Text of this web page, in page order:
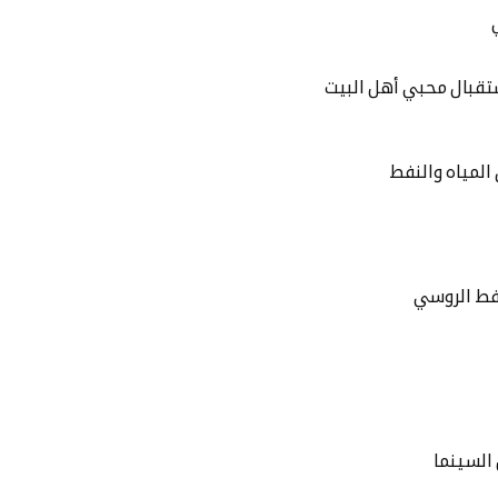
محبي أهل البيت
والنفط
الروسي